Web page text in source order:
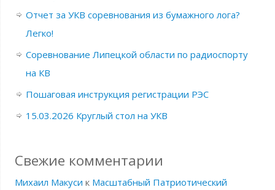
Отчет за УКВ соревнования из бумажного лога?
Легко!
Соревнование Липецкой области по радиоспорту
на КВ
Пошаговая инструкция регистрации РЭС
15.03.2026 Круглый стол на УКВ
Свежие комментарии
Михаил Макуси к Масштабный Патриотический